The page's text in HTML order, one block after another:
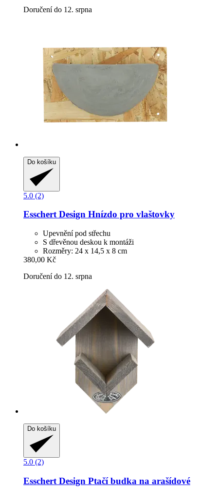
Doručení do 12. srpna
Do košíku
5.0 (2)
Esschert Design Hnízdo pro vlaštovky
Upevnění pod střechu
S dřevěnou deskou k montáži
Rozměry: 24 x 14,5 x 8 cm
380,00 Kč
Doručení do 12. srpna
Do košíku
5.0 (2)
Esschert Design Ptačí budka na arašídové